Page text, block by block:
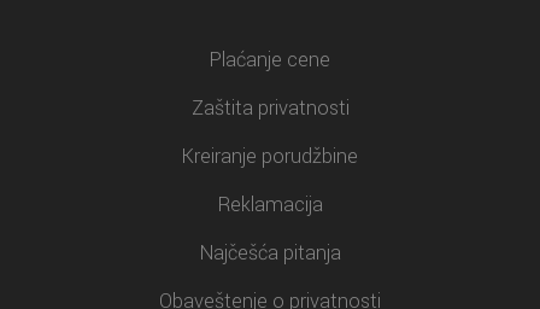
Plaćanje cene
Zaštita privatnosti
Kreiranje porudžbine
Reklamacija
Najčešća pitanja
Obaveštenje o privatnosti